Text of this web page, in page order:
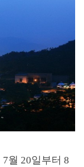
7월 20일부터 8